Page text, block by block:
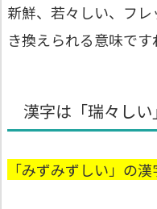
新鮮、若々しい、フ
き換えられる意味です
漢字は「瑞々しい」
「みずみずしい」の